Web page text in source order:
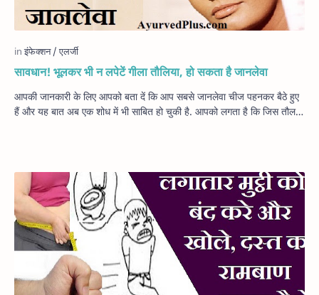
सावधान! भूलकर भी न लपेटें गीला तौलिया, हो सकता है जानलेवा
आपकी जानकारी के लिए आपको बता दें कि आप सबसे जानलेवा चीज पहनकर बैठे हुए
हैं और यह बात अब एक शोध में भी साबित हो चुकी है. आपको लगता है कि जिस तौल…